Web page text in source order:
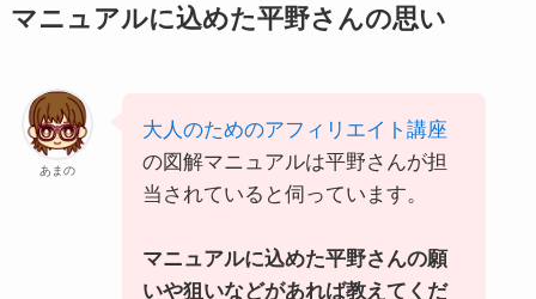
マニュアルに込めた平野さんの思い
あまの
大人のためのアフィリエイト講座
の図解マニュアルは平野さんが担
当されていると伺っています。
マニュアルに込めた平野さんの願
いや狙いなどがあれば教えてくだ